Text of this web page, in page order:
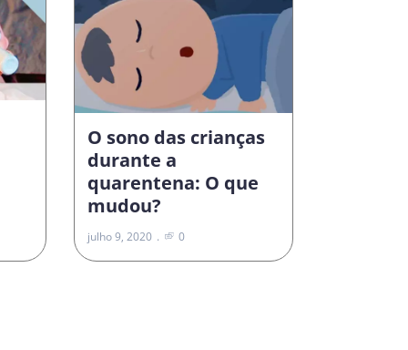
O sono das crianças
durante a
quarentena: O que
mudou?
julho 9, 2020 0